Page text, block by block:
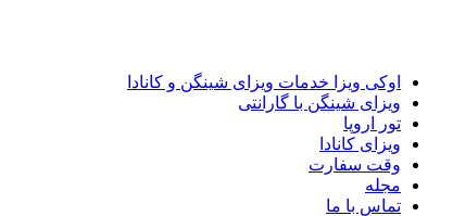
اوکی ویزا خدمات ویزای شینگن و کانادا
ویزای شینگن با گارانتی
تور اروپا
ویزای کانادا
وقت سفارت
مجله
تماس با ما